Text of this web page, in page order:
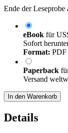
Ende der
eBook für
Sofort
Format: PDF
Paperback
Versand
In den Warenkorb
Details